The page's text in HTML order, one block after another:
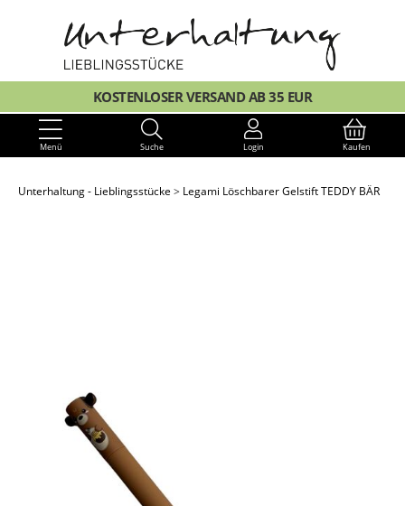
KOSTENLOSER VERSAND AB 35 EUR
Menü Suche Login Kaufen
Unterhaltung - Lieblingsstücke Legami Löschbarer Gelstift TEDDY BÄR